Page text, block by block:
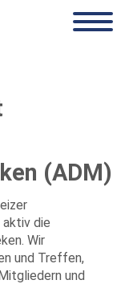
(ADM)
die
Wir
und Treffen,
und